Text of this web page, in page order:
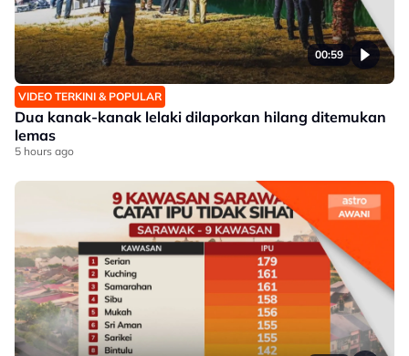
00:59
VIDEO TERKINI & POPULAR
Dua kanak-kanak lelaki dilaporkan hilang ditemukan
lemas
5 hours ago